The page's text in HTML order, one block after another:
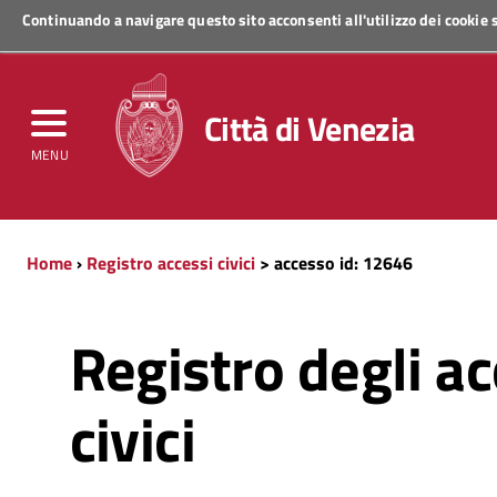
Continuando a navigare questo sito acconsenti all'utilizzo dei
MENU
Regione Veneto
Città di Venezia
Home› Registro accessi civici > accesso id: 12646
Registro degli
civici